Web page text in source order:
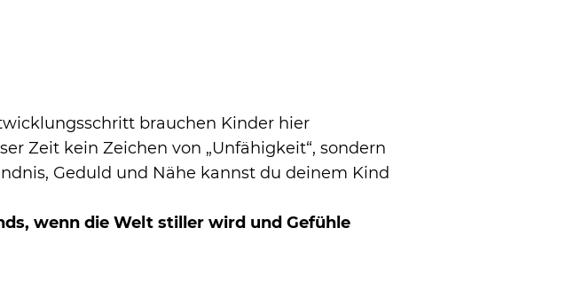
brauchen Kinder hier
Zeit kein Zeichen von „Unfähigkeit“, sondern
Geduld und Nähe kannst du deinem Kind
wenn die Welt stiller wird und Gefühle